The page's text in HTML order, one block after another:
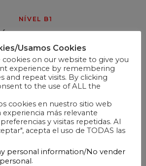
NÍVEL B1
ES “LA, LO Y LE”?
ENTRAR
FALAR ESPANHOL?
Usamos Cookies
cookies on our website to give you
experience by remembering
and repeat visits. By clicking
to the use of ALL the
cookies en nuestro sitio web
experiencia más relevante
y visitas repetidas. Al
acepta el uso de TODAS las
personal information/No vender
.